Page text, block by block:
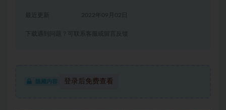
2022年09月02日
下载遇到问题？可联系客服或留言反馈
隐藏内容 登录后免费查看